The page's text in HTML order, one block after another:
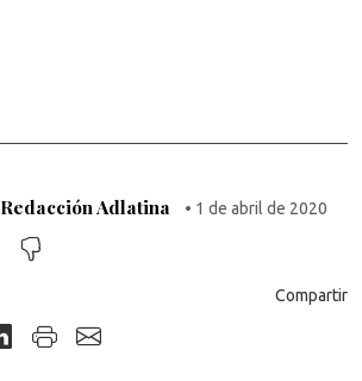
Redacción Adlatina • 1 de abril de 2020
Compartir